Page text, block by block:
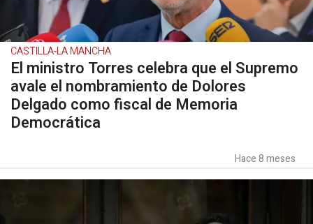
CASTILLA-LA MANCHA
El ministro Torres celebra que el Supremo
avale el nombramiento de Dolores
Delgado como fiscal de Memoria
Democrática
Hace 8 meses